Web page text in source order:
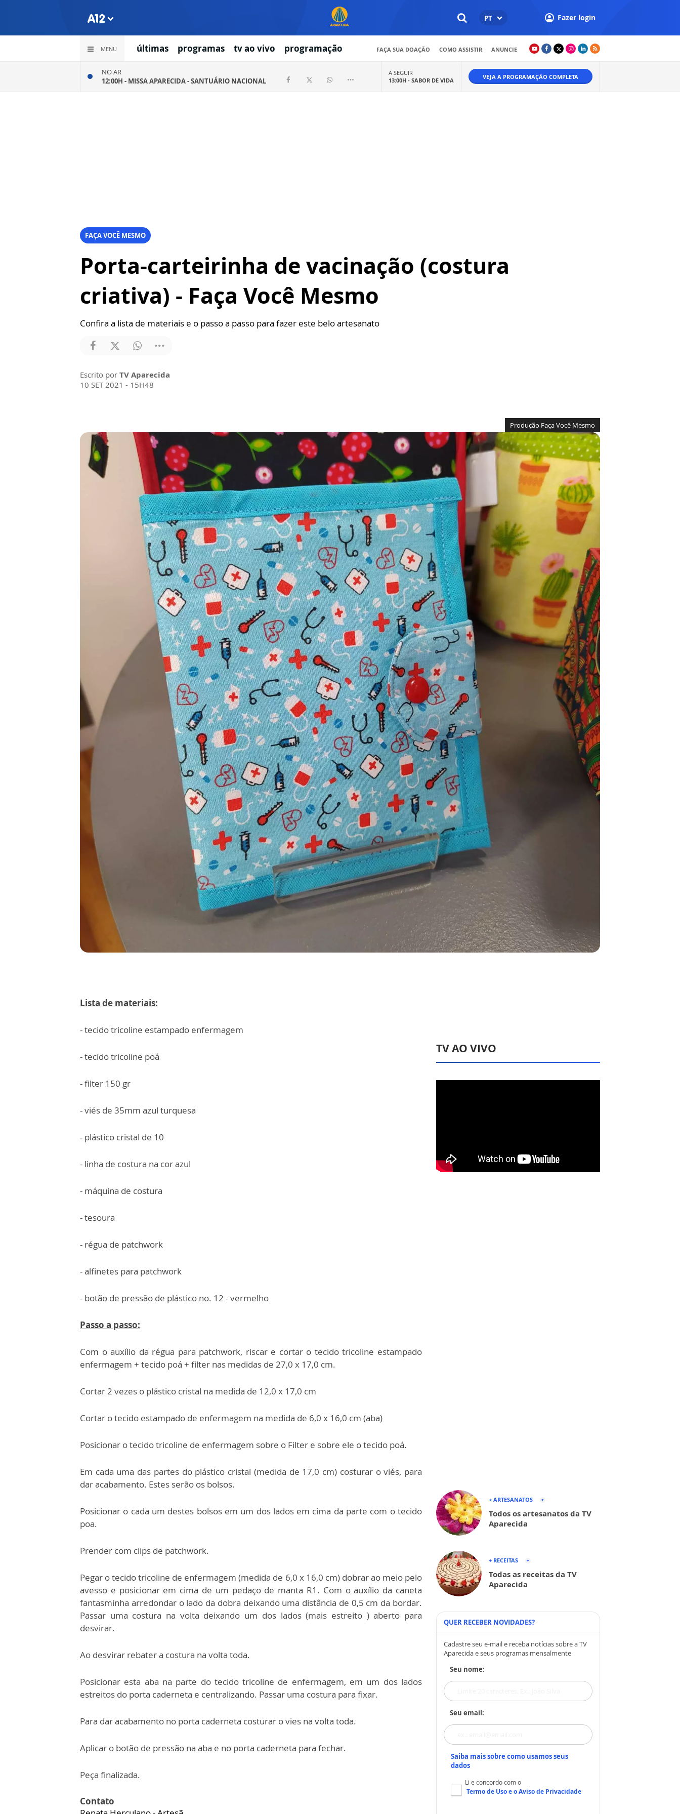
PT Fazer login
MENU últimas programas tv ao vivo programação FAÇA SUA DOAÇÃO COMO ASSISTIR ANUNCIE
NO AR
12:00H - MISSA APARECIDA - SANTUÁRIO NACIONAL
A SEGUIR
13:00H - SABOR DE VIDA VEJA A PROGRAMAÇÃO COMPLETA
FAÇA VOCÊ MESMO
Porta-carteirinha de vacinação (costura
criativa) - Faça Você Mesmo
Confira a lista de materiais e o passo a passo para fazer este belo artesanato
Escrito por TV Aparecida
10 SET 2021 - 15H48
Produção Faça Você Mesmo
Lista de materiais:
- tecido tricoline estampado enfermagem
- tecido tricoline poá
- filter 150 gr
- viés de 35mm azul turquesa
- plástico cristal de 10
- linha de costura na cor azul
- máquina de costura
- tesoura
- régua de patchwork
- alfinetes para patchwork
- botão de pressão de plástico no. 12 - vermelho
Passo a passo:
Com o auxílio da régua para patchwork, riscar e cortar o tecido tricoline estampado
enfermagem + tecido poá + filter nas medidas de 27,0 x 17,0 cm.
Cortar 2 vezes o plástico cristal na medida de 12,0 x 17,0 cm
Cortar o tecido estampado de enfermagem na medida de 6,0 x 16,0 cm (aba)
Posicionar o tecido tricoline de enfermagem sobre o Filter e sobre ele o tecido poá.
Em cada uma das partes do plástico cristal (medida de 17,0 cm) costurar o viés, para
dar acabamento. Estes serão os bolsos.
Posicionar o cada um destes bolsos em um dos lados em cima da parte com o tecido
poa.
Prender com clips de patchwork.
Pegar o tecido tricoline de enfermagem (medida de 6,0 x 16,0 cm) dobrar ao meio pelo
avesso e posicionar em cima de um pedaço de manta R1. Com o auxílio da caneta
fantasminha arredondar o lado da dobra deixando uma distância de 0,5 cm da bordar.
Passar uma costura na volta deixando um dos lados (mais estreito ) aberto para
desvirar.
Ao desvirar rebater a costura na volta toda.
Posicionar esta aba na parte do tecido tricoline de enfermagem, em um dos lados
estreitos do porta caderneta e centralizando. Passar uma costura para fixar.
Para dar acabamento no porta caderneta costurar o vies na volta toda.
Aplicar o botão de pressão na aba e no porta caderneta para fechar.
Peça finalizada.
Contato
TV AO VIVO
+ ARTESANATOS
Todos os artesanatos da TV
Aparecida
+ RECEITAS
Todas as receitas da TV
Aparecida
QUER RECEBER NOVIDADES?
Cadastre seu e-mail e receba notícias sobre a TV
Aparecida e seus programas mensalmente
Seu nome:
Seu email:
Saiba mais sobre como usamos seus
dados
Li e concordo com o
Termo de Usoe oAviso de Privacidade